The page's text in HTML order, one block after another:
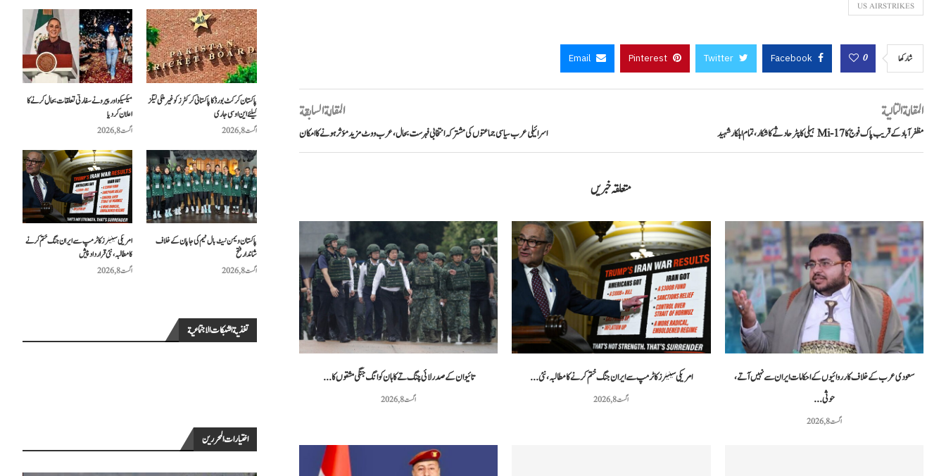
US AIRSTRIKES
شاركها 0
Facebook
Twitter
Pinterest
Email
المقالة السابقة
اسرائیلی عرب سیاسی جماعتوں کی مشترکہ انتخابی فہرست بحال، عرب ووٹ مزید مؤثر ہونے کا امکان
المقالة التالية
مظفرآباد کے قریب پاک فوج کا Mi-17 ہیلی کاپٹر حادثے کا شکار، تمام اہلکار شہید
متعلقہ خبریں
تائیوان کے صدر لائی چنگ تے کا ہان کوانگ جنگی مشقوں کا...
اگست 8, 2026
امریکی سینیٹرز کا ٹرمپ سے ایران جنگ ختم کرنے کا مطالبہ، نئی...
اگست 8, 2026
سعودی عرب کے خلاف کارروائیوں کے احکامات ایران سے نہیں آتے،
حوثی...
اگست 8, 2026
میکسیکو اور پیرو نے سفارتی تعلقات بحال کرنے کا
اعلان کر دیا
اگست 8, 2026
پاکستان کرکٹ بورڈ کا پاکستانی کرکٹرز کو غیر ملکی لیگز
کیلئے این او سی جاری
اگست 8, 2026
امریکی سینیٹرز کا ٹرمپ سے ایران جنگ ختم کرنے
کا مطالبہ، نئی قرارداد پیش
اگست 8, 2026
پاکستان ویمن نیٹ بال ٹیم کی جاپان کے خلاف
شاندار فتح
اگست 8, 2026
تغذية الشبكات الاجتماعية
اختيارات المحررين